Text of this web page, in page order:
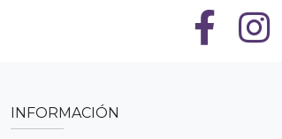
INFORMACIÓN